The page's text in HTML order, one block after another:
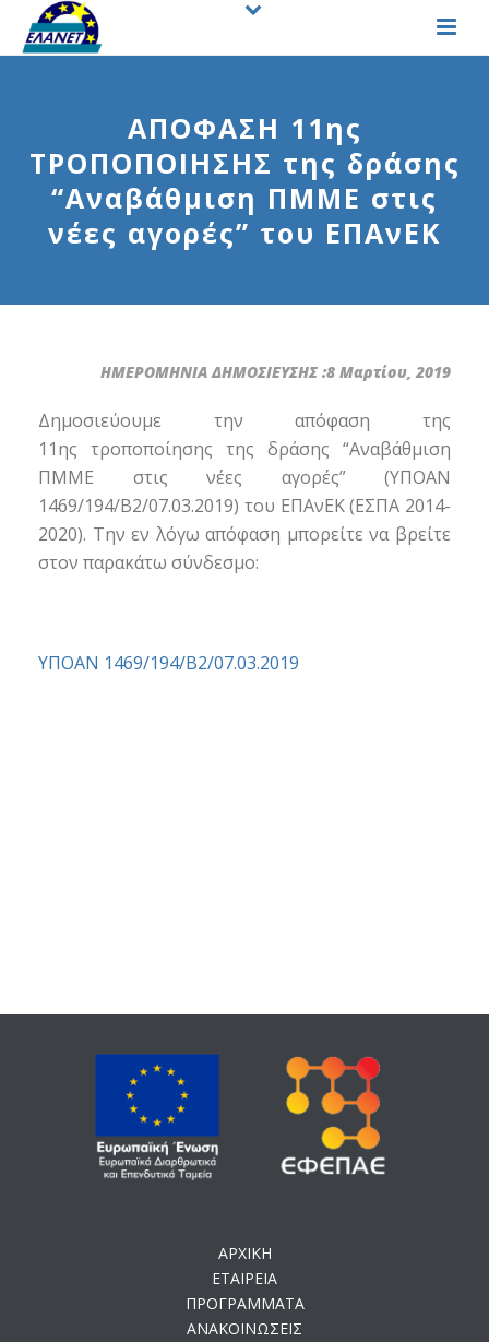
ΑΠΟΦΑΣΗ 11ης
ΤΡΟΠΟΠΟΙΗΣΗΣ της δράσης
“Αναβάθμιση ΠΜΜΕ στις
νέες αγορές” του ΕΠΑνΕΚ
ΗΜΕΡΟΜΗΝΙΑ ΔΗΜΟΣΙΕΥΣΗΣ :8 Μαρτίου, 2019
Δημοσιεύουμε την απόφαση της
11ης τροποποίησης της δράσης “Αναβάθμιση
ΠΜΜΕ στις νέες αγορές” (ΥΠΟΑΝ
1469/194/B2/07.03.2019) του ΕΠΑνΕΚ (ΕΣΠΑ 2014-
2020). Την εν λόγω απόφαση μπορείτε να βρείτε
στον παρακάτω σύνδεσμο:
ΥΠΟΑΝ 1469/194/B2/07.03.2019
ΑΡΧΙΚΗ
ΕΤΑΙΡΕΙΑ
ΠΡΟΓΡΑΜΜΑΤΑ
ΑΝΑΚΟΙΝΩΣΕΙΣ